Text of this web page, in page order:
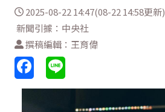
2025-08-22 14:47(08-22 14:58更新)
新聞引據：中央社
撰稿編輯：王育偉